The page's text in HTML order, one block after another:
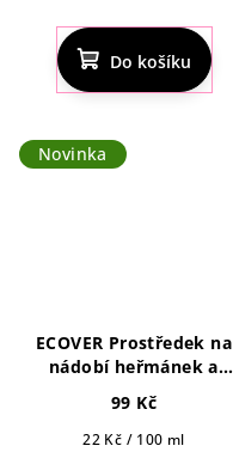
Do košíku
Novinka
ECOVER Prostředek na
nádobí heřmánek a
klementinka 450ml
99 Kč
Měrná
22 Kč / 100 ml